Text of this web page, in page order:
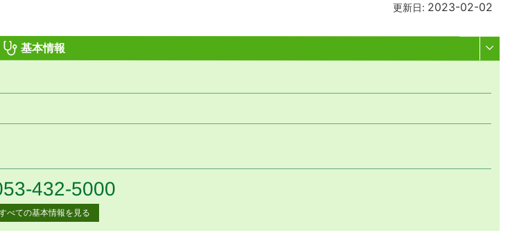
更新日: 2023-02-02
基本情報
話番号
432-5000
べての基本情報を見る